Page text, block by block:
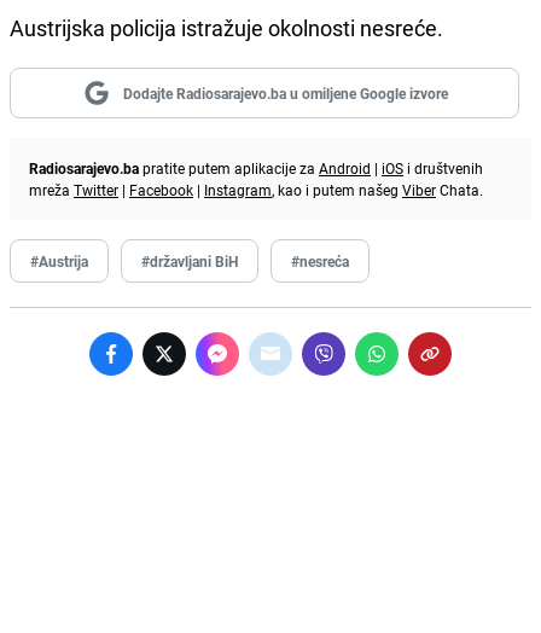
Austrijska policija istražuje okolnosti nesreće.
Dodajte Radiosarajevo.ba u omiljene Google izvore
Radiosarajevo.bapratite putem aplikacije za Android | iOS i društvenih
mreža Twitter | Facebook | Instagram, kao i putem našeg ViberChata.
#Austrija #državljani BiH #nesreća